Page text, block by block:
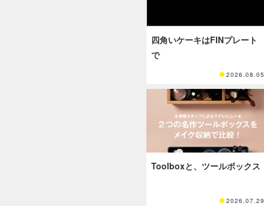
四角いケーキはFINプレート
で
2026.08.05
Toolboxと、ツールボックス
2026.07.29